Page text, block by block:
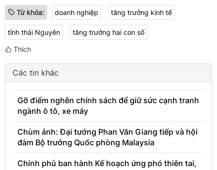
Từ khóa: doanh nghiệp tăng trưởng kinh tế
tỉnh thái Nguyên tăng trưởng hai con số
Thích
Các tin khác
Gỡ điểm nghẽn chính sách để giữ sức cạnh tranh
ngành ô tô, xe máy
Chùm ảnh: Đại tướng Phan Văn Giang tiếp và hội
đàm Bộ trưởng Quốc phòng Malaysia
Chính phủ ban hành Kế hoạch ứng phó thiên tai,